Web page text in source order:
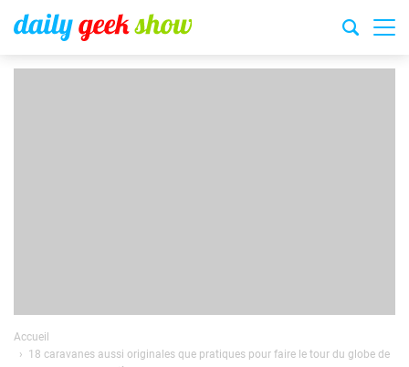
Accueil
18 caravanes aussi originales que pratiques pour faire le tour du globe de